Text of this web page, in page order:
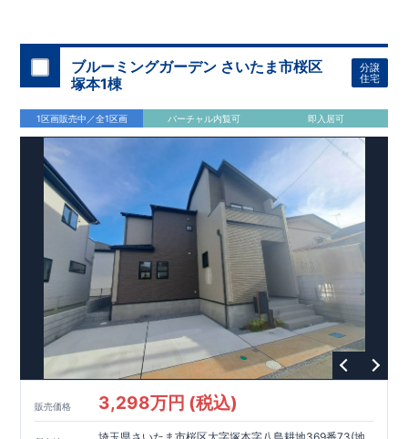
加須 徒歩13分
間取りのポイント
■ 1
号棟 LDK約19.5 帖 のゆとりあるリビング
​陽当たりよく開放
感があります。
■共通
・主寝室は将来仕切れる可変型プラン ・2階洋室2部屋にウォー
クインクローゼット設置
住宅設備のポイント
太陽光発電（フラットプラン）採用 月額サービス料
能
ホテルライクで実用的な洗面空間 （ オープンサニタリーirodori
詳細ページへ）
家計にやさしい住宅性能
長期優良住宅 住宅ローン控除額の優遇、
固定資産税の減額期間
延長など
税制面でのメリットが受けられます。
耐震等級３＋ 制震ダンパー 建築基準法の1.5 倍の耐震性。 地震保
険の割引（最大50％）対象です。
現地のご案内・資料請求 受付中 ​ ​■完成済みにつき、​実際の
建物・設備・間取りを​ 現地にてご確認いただけます。 ​
TEL
0120-44-1081
（9:30 18:30／火水曜休み）
スマートフォンで見やすい特設サイトはこちら
ブルーミングガーデン さいたま市桜区
塚本1棟
分譲
住宅
1区画販売中／全1区画 バーチャル内覧可 即入居可
販売価格 3,298万円 (税込)